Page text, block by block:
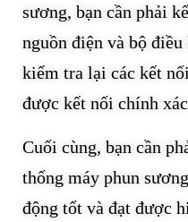
sương, bạn cần phải
nguồn điện và bộ
kiểm tra lại các kết
được kết nối chính
Cuối cùng, bạn cần
thống máy phun
động tốt và đạt được